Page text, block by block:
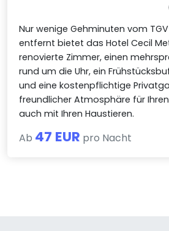
Nur wenige Gehminuten vom
entfernt bietet das Hotel Cecil
renovierte Zimmer, einen
rund um die Uhr, ein
und eine kostenpflichtige
freundlicher Atmosphäre für
auch mit Ihren Haustieren.
Ab 47 EUR pro Nacht